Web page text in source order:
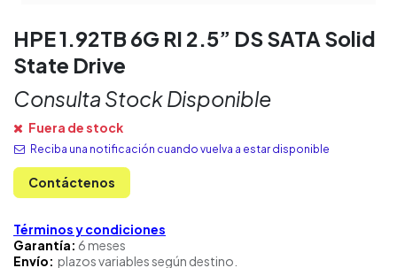
HPE 1.92TB 6G RI 2.5” DS SATA Solid
State Drive
Consulta Stock Disponible
Fuera de stock
Reciba una notificación cuando vuelva a estar disponible
Contáctenos
Términos y condiciones
Garantía: 6 meses
Envío: plazos variables según destino.